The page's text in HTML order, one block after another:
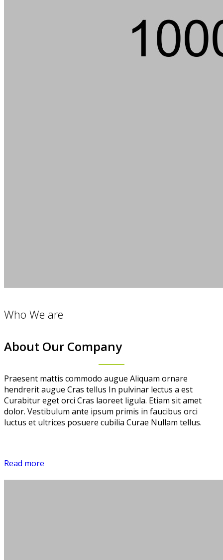
Who We are
About Our Company
Praesent mattis commodo augue Aliquam ornare
hendrerit augue Cras tellus In pulvinar lectus a est
Curabitur eget orci Cras laoreet ligula. Etiam sit amet
dolor. Vestibulum ante ipsum primis in faucibus orci
luctus et ultrices posuere cubilia Curae Nullam tellus.
Read more